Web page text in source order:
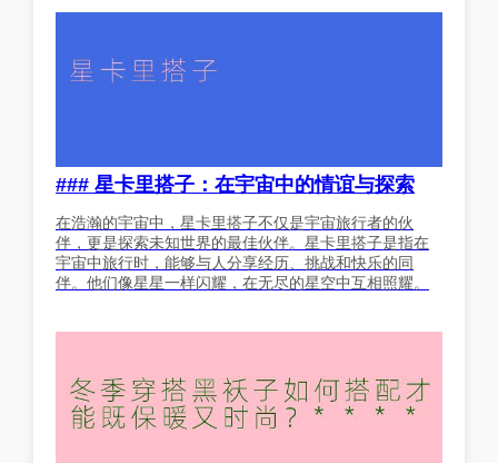
### 星卡里搭子：在宇宙中的情谊与探索
在浩瀚的宇宙中，星卡里搭子不仅是宇宙旅行者的伙
伴，更是探索未知世界的最佳伙伴。星卡里搭子是指在
宇宙中旅行时，能够与人分享经历、挑战和快乐的同
伴。他们像星星一样闪耀，在无尽的星空中互相照耀。